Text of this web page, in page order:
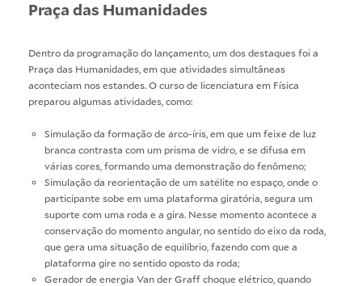
Praça das Humanidades
Dentro da programação do lançamento, um dos destaques foi a
Praça das Humanidades, em que atividades simultâneas
aconteciam nos estandes. O curso de licenciatura em Física
preparou algumas atividades, como:
Simulação da formação de arco-íris, em que um feixe de luz
branca contrasta com um prisma de vidro, e se difusa em
várias cores, formando uma demonstração do fenômeno;
Simulação da reorientação de um satélite no espaço, onde o
participante sobe em uma plataforma giratória, segura um
suporte com uma roda e a gira. Nesse momento acontece a
conservação do momento angular, no sentido do eixo da roda,
que gera uma situação de equilíbrio, fazendo com que a
plataforma gire no sentido oposto da roda;
Gerador de energia Van der Graff choque elétrico, quando